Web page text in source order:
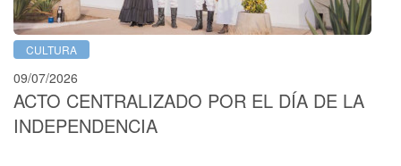
CULTURA
09/07/2026
ACTO CENTRALIZADO POR EL DÍA DE LA
INDEPENDENCIA